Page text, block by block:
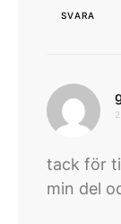
SVARA
tack för
min del